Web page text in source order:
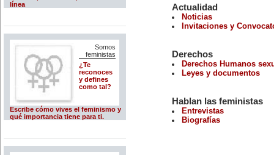
línea
Somos
feministas
¿Te
reconoces
y defines
como tal?
Escribe cómo vives el feminismo y
qué importancia tiene para ti.
Actualidad
Noticias
Invitaciones y
Derechos
Derechos Humanos
Leyes y documentos
Hablan las feministas
Entrevistas
Biografías